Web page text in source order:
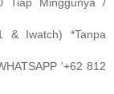
& Iwatch) *Tanpa
'+62 812